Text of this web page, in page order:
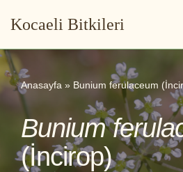
geç
Kocaeli Bitkileri
Anasayfa » Bunium ferulaceum
Bunium
(İncirop)